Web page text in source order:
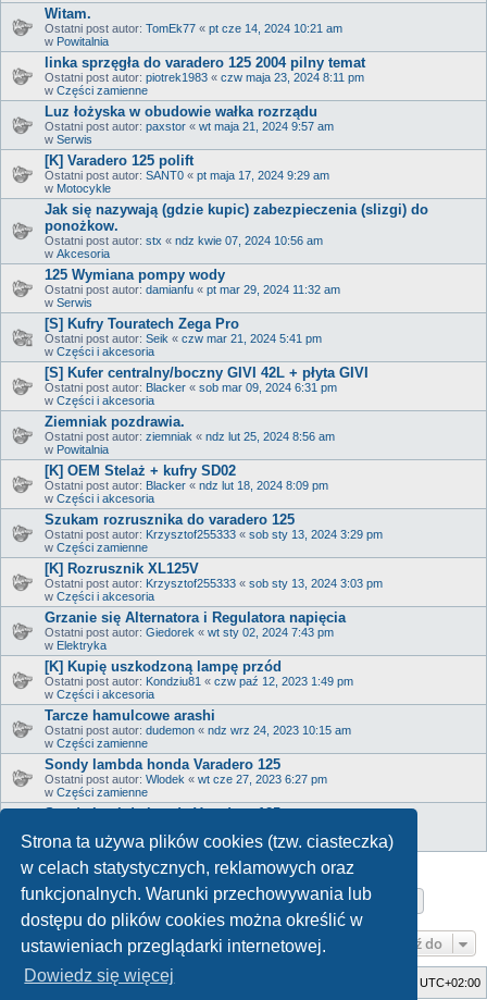
Strona ta używa plików cookies (tzw. ciasteczka)
w celach statystycznych, reklamowych oraz
funkcjonalnych. Warunki przechowywania lub
dostępu do plików cookies można określić w
ustawieniach przeglądarki internetowej.
Dowiedz się więcej
Witam.
Ostatni post autor: TomEk77 « pt cze 14, 2024 10:21 am
w Powitalnia
linka sprzęgła do varadero 125 2004 pilny temat
Ostatni post autor: piotrek1983 « czw maja 23, 2024 8:11 pm
w Części zamienne
Luz łożyska w obudowie wałka rozrządu
Ostatni post autor: paxstor « wt maja 21, 2024 9:57 am
w Serwis
[K] Varadero 125 polift
Ostatni post autor: SANT0 « pt maja 17, 2024 9:29 am
w Motocykle
Jak się nazywają (gdzie kupic) zabezpieczenia (slizgi) do
ponożkow.
Ostatni post autor: stx « ndz kwie 07, 2024 10:56 am
w Akcesoria
125 Wymiana pompy wody
Ostatni post autor: damianfu « pt mar 29, 2024 11:32 am
w Serwis
[S] Kufry Touratech Zega Pro
Ostatni post autor: Seik « czw mar 21, 2024 5:41 pm
w Części i akcesoria
[S] Kufer centralny/boczny GIVI 42L + płyta GIVI
Ostatni post autor: Blacker « sob mar 09, 2024 6:31 pm
w Części i akcesoria
Ziemniak pozdrawia.
Ostatni post autor: ziemniak « ndz lut 25, 2024 8:56 am
w Powitalnia
[K] OEM Stelaż + kufry SD02
Ostatni post autor: Blacker « ndz lut 18, 2024 8:09 pm
w Części i akcesoria
Szukam rozrusznika do varadero 125
Ostatni post autor: Krzysztof255333 « sob sty 13, 2024 3:29 pm
w Części zamienne
[K] Rozrusznik XL125V
Ostatni post autor: Krzysztof255333 « sob sty 13, 2024 3:03 pm
w Części i akcesoria
Grzanie się Alternatora i Regulatora napięcia
Ostatni post autor: Giedorek « wt sty 02, 2024 7:43 pm
w Elektryka
[K] Kupię uszkodzoną lampę przód
Ostatni post autor: Kondziu81 « czw paź 12, 2023 1:49 pm
w Części i akcesoria
Tarcze hamulcowe arashi
Ostatni post autor: dudemon « ndz wrz 24, 2023 10:15 am
w Części zamienne
Sondy lambda honda Varadero 125
Ostatni post autor: Wlodek « wt cze 27, 2023 6:27 pm
w Części zamienne
Sondy lambda honda Varadero 125
wSerwis
Znaleziono 817 wyników Strona1z17
1 2 3 4 5 …
Przejdź do
Strona główna UTC+02:00